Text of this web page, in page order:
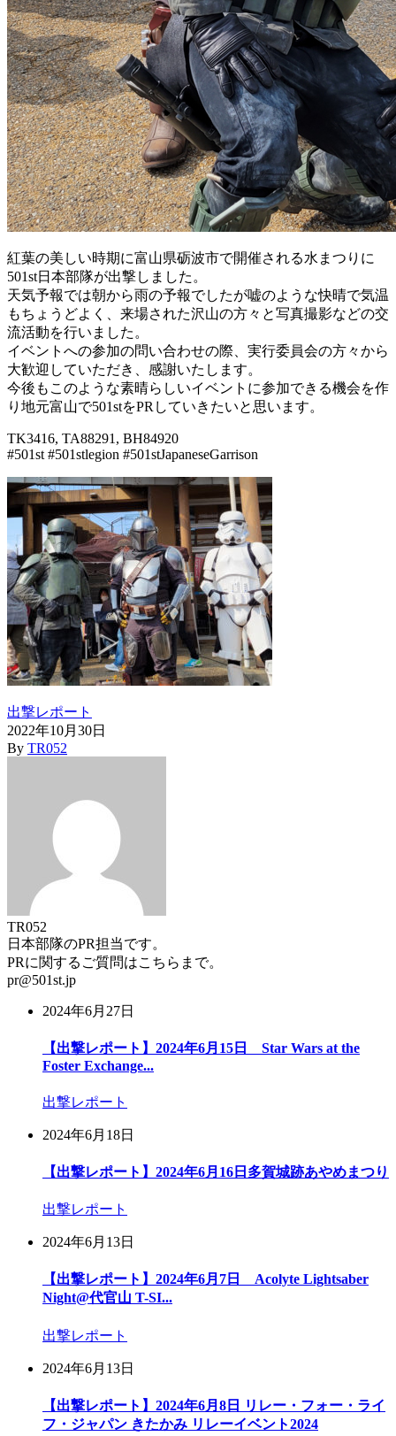
紅葉の美しい時期に富山県砺波市で開催される水まつりに
501st日本部隊が出撃しました。
天気予報では朝から雨の予報でしたが嘘のような快晴で気温
もちょうどよく、来場された沢山の方々と写真撮影などの交
流活動を行いました。
イベントへの参加の問い合わせの際、実行委員会の方々から
大歓迎していただき、感謝いたします。
今後もこのような素晴らしいイベントに参加できる機会を作
り地元富山で501stをPRしていきたいと思います。
TK3416, TA88291, BH84920
#501st #501stlegion #501stJapaneseGarrison
出撃レポート
2022年10月30日
By TR052
TR052
日本部隊のPR担当です。
PRに関するご質問はこちらまで。
pr@501st.jp
2024年6月27日
【出撃レポート】2024年6月15日 Star Wars at the
Foster Exchange...
出撃レポート
2024年6月18日
【出撃レポート】2024年6月16日多賀城跡あやめまつり
出撃レポート
2024年6月13日
【出撃レポート】2024年6月7日 Acolyte Lightsaber
Night@代官山 T-SI...
出撃レポート
2024年6月13日
【出撃レポート】2024年6月8日 リレー・フォー・ライ
フ・ジャパン きたかみ リレーイベント2024